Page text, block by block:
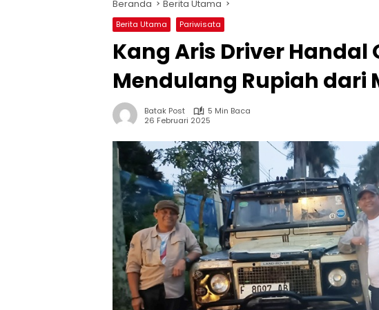
Beranda Berita Utama
Berita Utama Pariwisata
Kang Aris Driver Handal
Mendulang Rupiah dari
Batak Post
5 Min Baca
26 Februari 2025